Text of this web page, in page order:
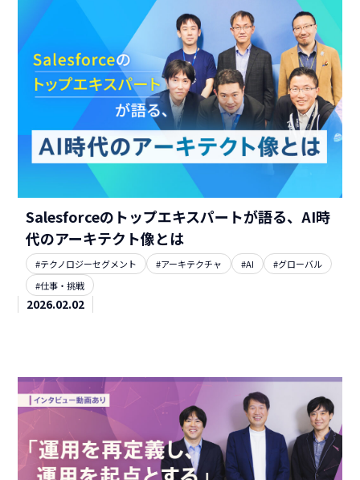
Salesforceのトップエキスパートが語る、AI時
代のアーキテクト像とは
#テクノロジーセグメント #アーキテクチャ #AI
#グローバル
#仕事・挑戦
2026.02.02